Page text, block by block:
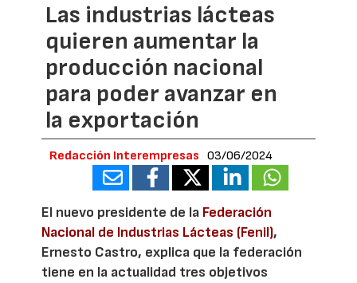
Las industrias lácteas
quieren aumentar la
producción nacional
para poder avanzar en
la exportación
Redacción Interempresas 03/06/2024
El nuevo presidente de la Federación
Nacional de Industrias Lácteas (Fenil),
Ernesto Castro, explica que la federación
tiene en la actualidad tres objetivos